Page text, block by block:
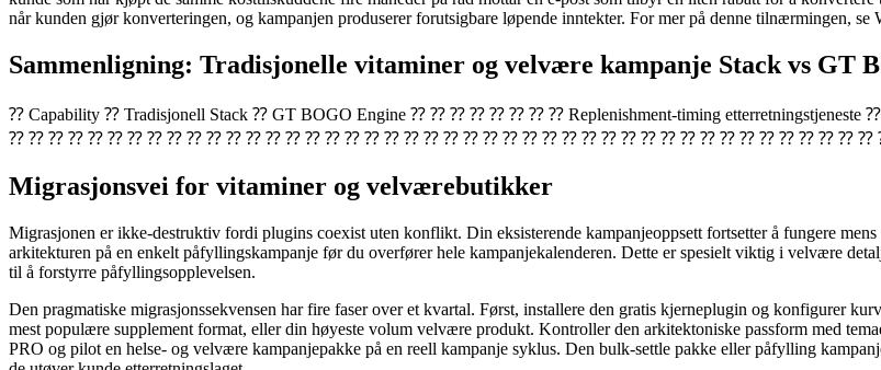
når kunden gjør konverteringen, og kampanjen produserer forutsigbare løpende inntekter. For mer på denne tilnærmingen,
Sammenligning: Tradisjonelle vitaminer og velvære kampanje Stack vs GT
⁇ Capability ⁇ Tradisjonell Stack ⁇ GT BOGO Engine ⁇ ⁇ ⁇ ⁇ ⁇ ⁇ ⁇ ⁇ Replenishment-timing
⁇ ⁇ ⁇ ⁇ ⁇ ⁇ ⁇ ⁇ ⁇ ⁇ ⁇ ⁇ ⁇ ⁇ ⁇ ⁇ ⁇ ⁇ ⁇ ⁇ ⁇ ⁇ ⁇ ⁇ ⁇ ⁇ ⁇ ⁇ ⁇ ⁇ ⁇ ⁇ ⁇ ⁇ ⁇ ⁇ ⁇ ⁇ ⁇ ⁇ ⁇ ⁇ ⁇
Migrasjonsvei for vitaminer og velværebutikker
Migrasjonen er ikke-destruktiv fordi plugins coexist uten konflikt. Din eksisterende kampanjeoppsett fortsetter å fungere
arkitekturen på en enkelt påfyllingskampanje før du overfører hele kampanjekalenderen. Dette er spesielt viktig i velvære
til å forstyrre påfyllingsopplevelsen.
Den pragmatiske migrasjonssekvensen har fire faser over et kvartal. Først, installere den gratis kjerneplugin og konfigurer
mest populære supplement format, eller din høyeste volum velvære produkt. Kontroller den arkitektoniske passform med
PRO og pilot en helse- og velvære kampanjepakke på en reell kampanje syklus. Den bulk-settle pakke eller påfylling